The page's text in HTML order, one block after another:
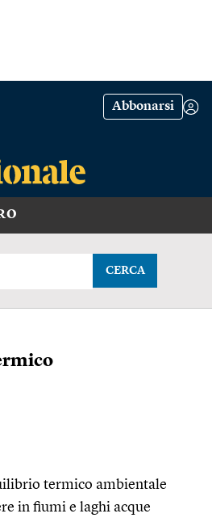
Abbonarsi
CERCA
termico ambientale
in fiumi e laghi acque